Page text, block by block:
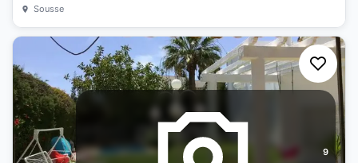
Sousse
9